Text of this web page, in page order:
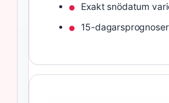
Exakt snödatum
15-